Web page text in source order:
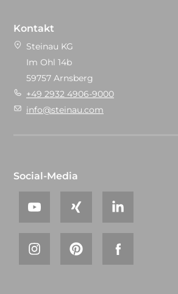
Kontakt
Steinau KG
Im Ohl 14b
59757 Arnsberg
+49 2932 4906-9000
info@steinau.com
Social-Media